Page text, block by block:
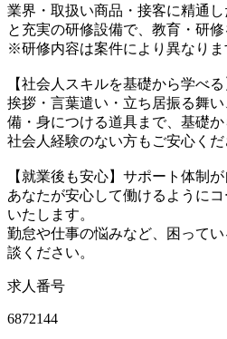
業界・取扱い商品・接客に精通
と充実の研修設備で、教育・研
※研修内容は案件により異なりま
【社会人スキルを基礎から学べ
挨拶・言葉遣い・立ち居振る舞
備・身につける道具まで、基礎か
社会人経験のない方もご安心くだ
【就業後も安心】サポート体制
あなたが安心して働けるように
いたします。
勤怠や仕事の悩みなど、困って
談ください。
求人番号
6872144